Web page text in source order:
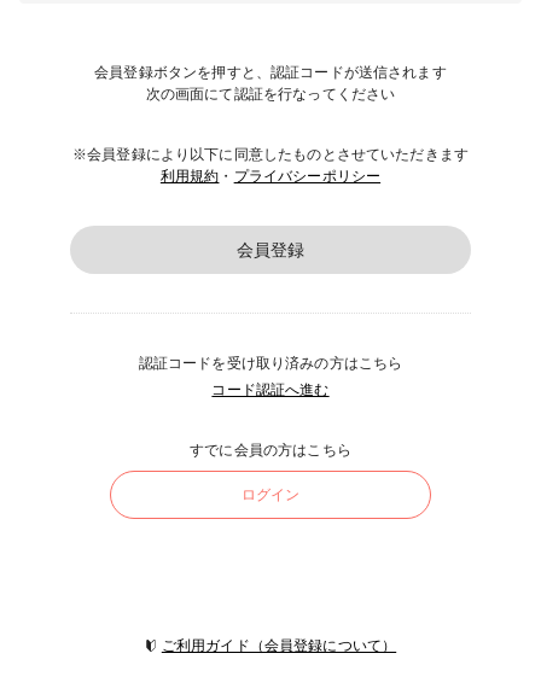
会員登録ボタンを押すと、認証コードが送信されます
次の画面にて認証を行なってください
※会員登録により以下に同意したものとさせていただきます
利用規約 ・ プライバシーポリシー
会員登録
認証コードを受け取り済みの方はこちら
コード認証へ進む
すでに会員の方はこちら
ログイン
ご利用ガイド（会員登録について）